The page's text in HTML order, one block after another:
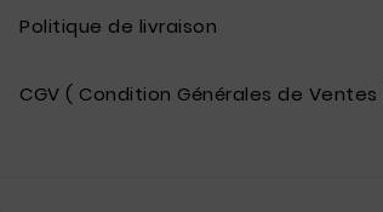
Politique de livraison
CGV ( Condition Générales de Ventes